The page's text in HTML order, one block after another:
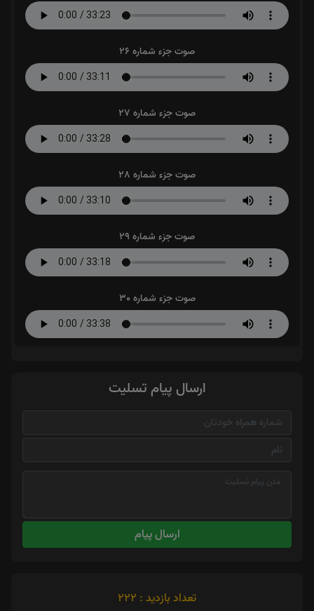
صوت جزء شماره 26
صوت جزء شماره 27
صوت جزء شماره 28
صوت جزء شماره 29
صوت جزء شماره 30
ارسال پیام تسلیت
ارسال پیام
تعداد بازدید : 222